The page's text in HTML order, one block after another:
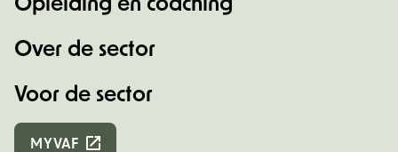
Over de sector
Voor de sector
MYVAF